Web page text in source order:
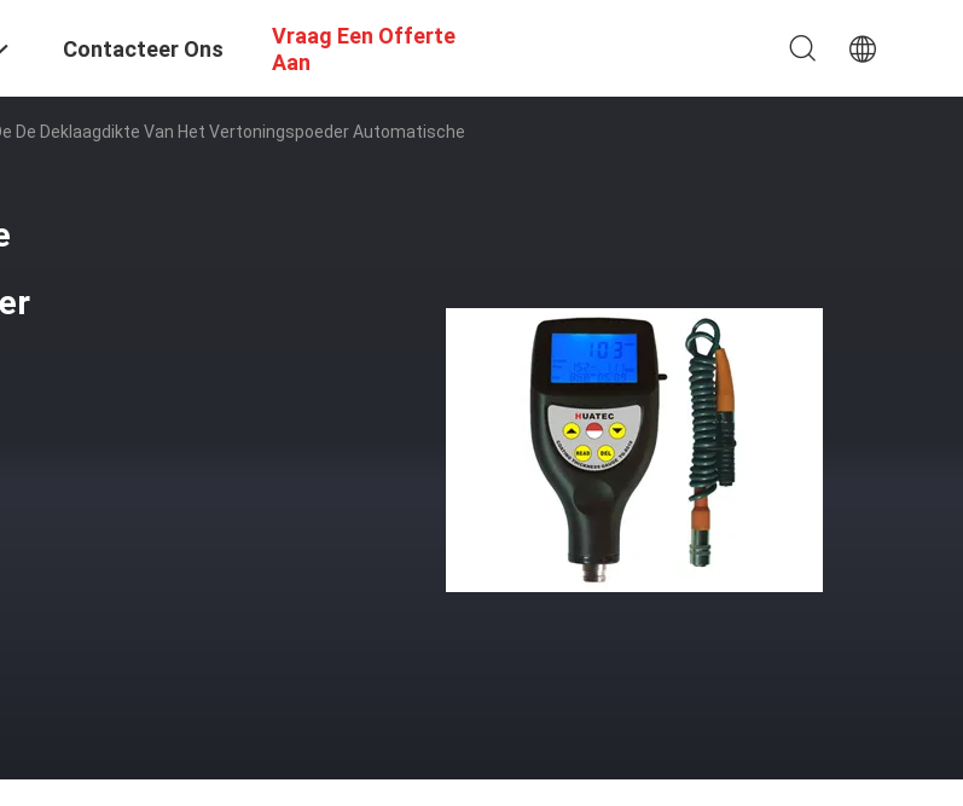
Contacteer Ons
Vraag Een Offerte
Aan
De Deklaagdikte Van Het Vertoningspoeder Automatische